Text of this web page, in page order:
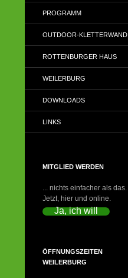
PROGRAMM
OUTDOOR-KLETTERWAND
ROTTENBURGER HAUS
WEILERBURG
DOWNLOADS
LINKS
MITGLIED WERDEN
... nichts einfacher als das.
Jetzt, hier und online.
Ja, ich will
ÖFFNUNGSZEITEN
WEILERBURG